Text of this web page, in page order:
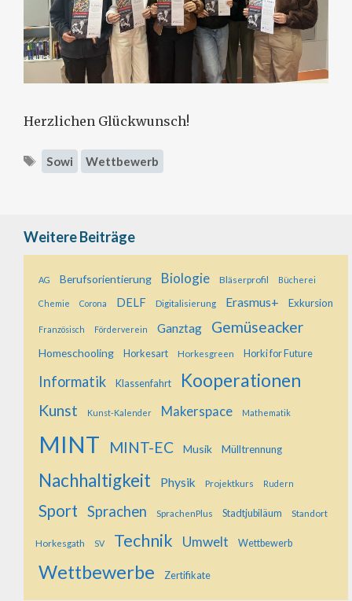
Herzlichen Glückwunsch!
Schlagwörter
Sowi Wettbewerb
Weitere Beiträge
AG Berufsorientierung Biologie Bläserprofil Bücherei
Chemie Corona DELF Digitalisierung Erasmus+ Exkursion
Französisch Förderverein Ganztag Gemüseacker
Homeschooling Horkesart Horkesgreen Horki for Future
Informatik Klassenfahrt Kooperationen
Kunst Kunst-Kalender Makerspace Mathematik
MINT MINT-EC Musik Mülltrennung
Nachhaltigkeit Physik Projektkurs Rudern
Sport Sprachen SprachenPlus Stadtjubiläum Standort
Horkesgath SV Technik Umwelt Wettbewerb
Wettbewerbe Zertifikate